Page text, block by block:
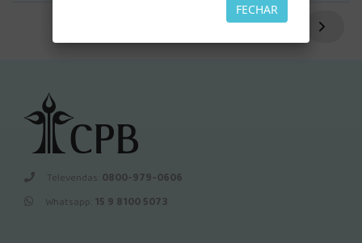
Televendas: 0800-979-0606
Whatsapp: 15 9 8100 5073
FECHAR